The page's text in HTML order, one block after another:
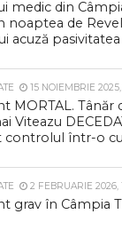
medic din
noaptea de
acuză
15 NOIEMBRIE
MORTAL. Tânăr
Viteazu
controlul într-o
2 FEBRUARIE 2026,
grav în Câmpia